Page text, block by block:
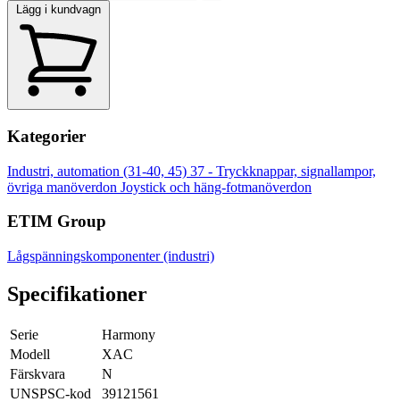
Lägg i kundvagn
Kategorier
Industri, automation (31-40, 45) 37 - Tryckknappar, signallampor,
övriga manöverdon Joystick och häng-fotmanöverdon
ETIM Group
Lågspänningskomponenter (industri)
Specifikationer
Serie
Harmony
Modell
XAC
Färskvara
N
UNSPSC-kod
39121561